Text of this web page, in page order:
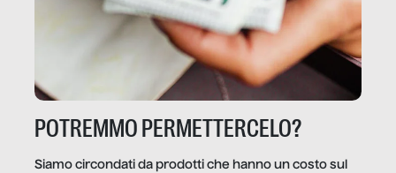
POTREMMO PERMETTERCELO?
Siamo circondati da prodotti che hanno un costo sul